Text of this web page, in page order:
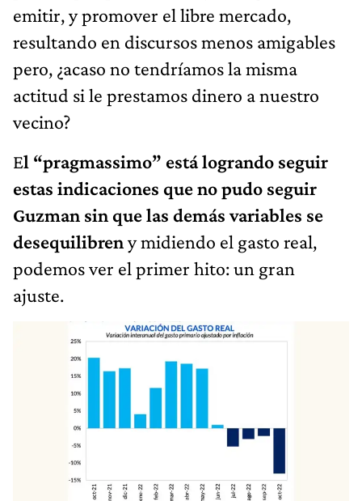
emitir, y promover el libre mercado,
resultando en discursos menos amigables
pero, ¿acaso no tendríamos la misma
actitud si le prestamos dinero a nuestro
vecino?
El “pragmassimo” está logrando seguir
estas indicaciones que no pudo seguir
Guzman sin que las demás variables se
desequilibreny midiendo el gasto real,
podemos ver el primer hito: un gran
ajuste.